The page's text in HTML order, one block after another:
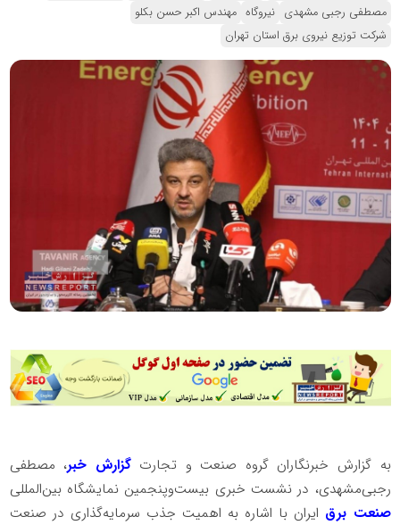
مصطفی رجبی مشهدی نیروگاه مهندس اکبر حسن بکلو
شرکت توزیع نیروی برق استان تهران
به گزارش خبرنگاران گروه صنعت و تجارتگزارش خبر، مصطفی
رجبی‌مشهدی، در نشست خبری بیست‌وپنجمین نمایشگاه بین‌المللی
صنعت برق ایران با اشاره به اهمیت جذب سرمایه‌گذاری در صنعت